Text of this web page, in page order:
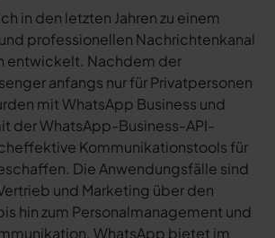
in den letzten Jahren zu einem
professionellen Nachrichtenkanal
entwickelt. Nachdem der
anfangs nur für Privatpersonen
mit WhatsApp Business und
der WhatsApp-Business-API-
Kommunikationstools für
Die Anwendungsfälle sind
und Marketing über den
hin zum Personalmanagement und
. WhatsApp bietet im